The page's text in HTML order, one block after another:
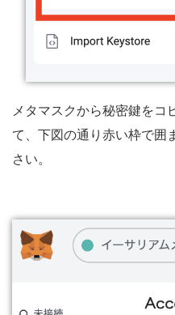
メタマスクから秘密鍵をコ
て、下図の通り赤い枠で囲
さい。